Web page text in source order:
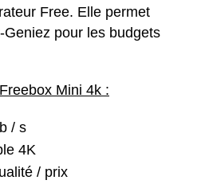
Free. Elle permet
pour les budgets
Mini 4k :
/ s
4K
/ prix